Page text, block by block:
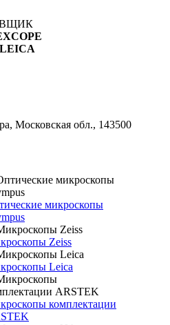
LEICA
Московская обл., 143500
микроскопы
Zeiss
Leica
комплектации